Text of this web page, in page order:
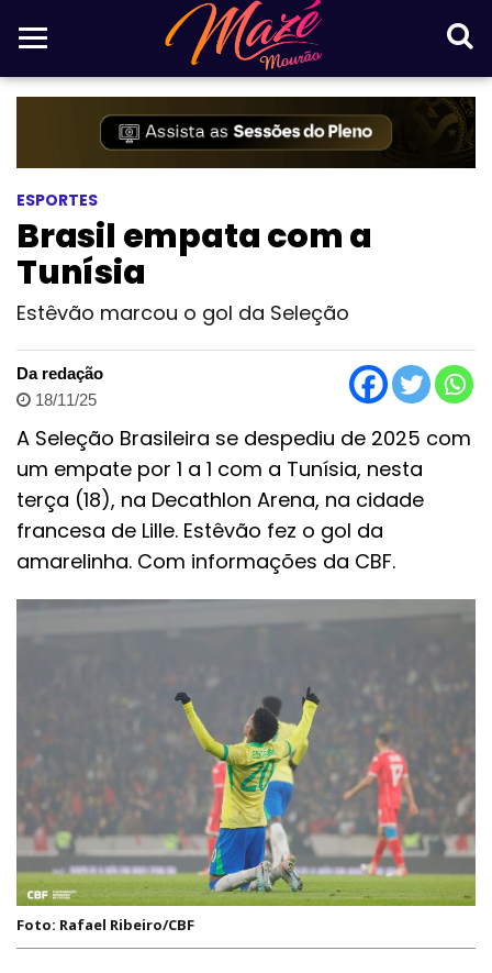
ESPORTES
Brasil empata com a
Tunísia
Estêvão marcou o gol da Seleção
Da redação
18/11/25
A Seleção Brasileira se despediu de 2025 com
um empate por 1 a 1 com a Tunísia, nesta
terça (18), na Decathlon Arena, na cidade
francesa de Lille. Estêvão fez o gol da
amarelinha. Com informações da CBF.
Foto: Rafael Ribeiro/CBF